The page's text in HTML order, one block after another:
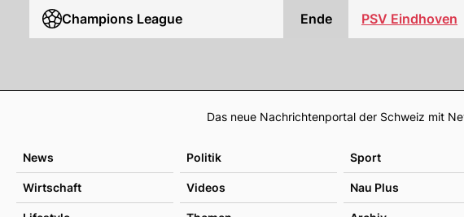
Champions League Ende PSV Eindhoven
Das neue Nachrichtenportal der Schweiz mit
News Politik Sport
Wirtschaft Videos Nau Plus